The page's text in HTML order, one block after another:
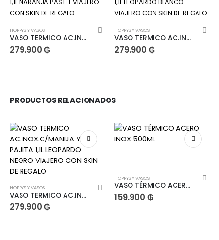
HOPPYS Y VASOS
VASO TERMICO AC.INOX.C/MANIJA Y PAJITA 1,1L NARANJA PASTEL VIAJERO CON SKIN DE REGALO
279.900 ₲
HOPPYS Y VASOS
VASO TERMICO AC.INOX.C/MANIJA Y PAJITA 1,1L LEOPARDO BLANCO VIAJERO CON SKIN DE REGALO
279.900 ₲
PRODUCTOS RELACIONADOS
HOPPYS Y VASOS
VASO TERMICO AC.INOX.C/MANIJA Y PAJITA 1,1L LEOPARDO NEGRO VIAJERO CON SKIN DE REGALO
279.900 ₲
HOPPYS Y VASOS
VASO TÉRMICO ACERO INOX 500ML
159.900 ₲